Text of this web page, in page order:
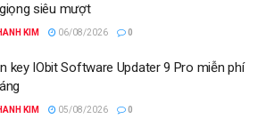
siêu mượt
KIM 06/08/2026 0
key IObit Software Updater 9 Pro miễn phí
KIM 05/08/2026 0